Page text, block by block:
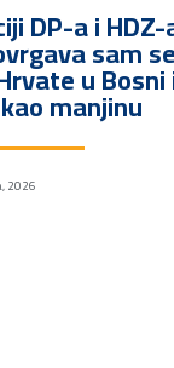
DP-a i HDZ-
sam
u Bosni
manjinu
2026